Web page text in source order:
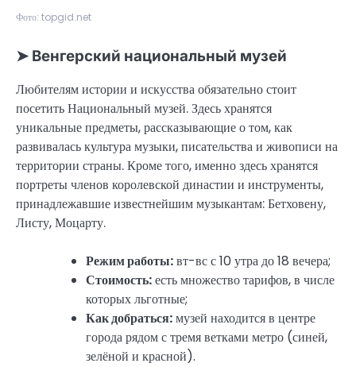
Фото: topgid.net
➤ Венгерский национальный музей
Любителям истории и искусства обязательно стоит
посетить Национальный музей. Здесь хранятся
уникальные предметы, рассказывающие о том, как
развивалась культура музыки, писательства и живописи на
территории страны. Кроме того, именно здесь хранятся
портреты членов королевской династии и инструменты,
принадлежавшие известнейшим музыкантам: Бетховену,
Листу, Моцарту.
Режим работы:вт-вс с 10 утра до 18 вечера;
Стоимость:есть множество тарифов, в числе
которых льготные;
Как добраться:музей находится в центре
города рядом с тремя ветками метро (синей,
зелёной и красной).